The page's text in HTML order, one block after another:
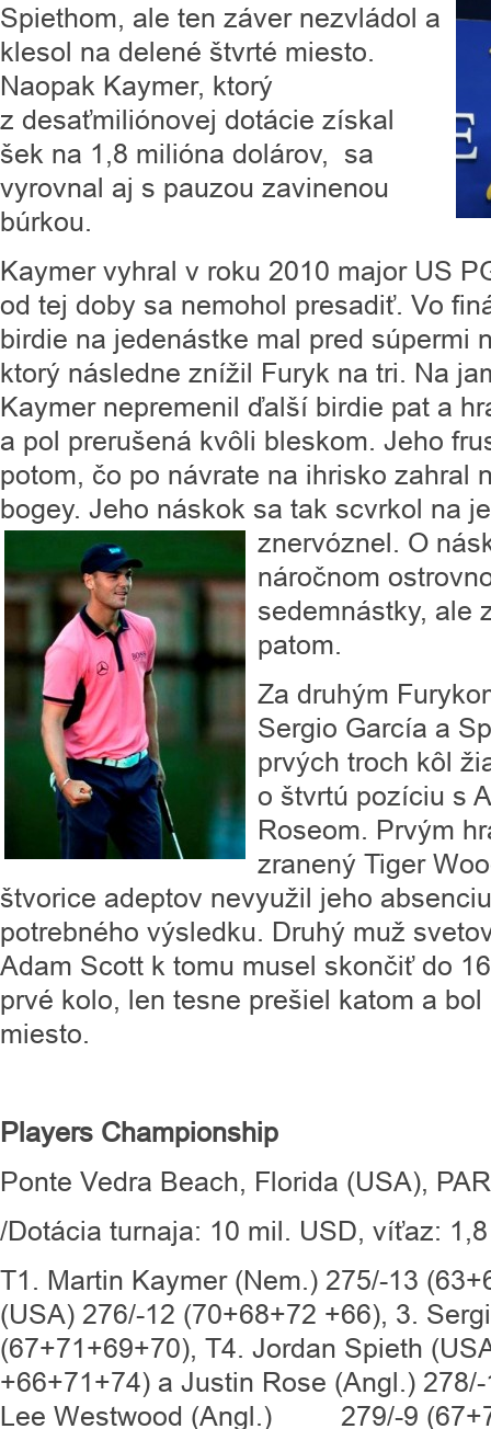
Spiethom, ale ten záver nezvládol a
klesol na delené štvrté miesto.
Naopak Kaymer, ktorý
z desaťmiliónovej dotácie získal
šek na 1,8 milióna dolárov, sa
vyrovnal aj s pauzou zavinenou
búrkou.
Kaymer vyhral v roku 2010 major US
od tej doby sa nemohol presadiť. Vo
birdie na jedenástke mal pred súpermi
ktorý následne znížil Furyk na tri. Na
Kaymer nepremenil ďalší birdie pat a
a pol prerušená kvôli bleskom. Jeho
potom, čo po návrate na ihrisko zahral
bogey. Jeho náskok sa tak scvrkol na
znervóznel. O
náročnom
sedemnástky, ale
patom.
Za druhým
Sergio García a
prvých troch kôl
o štvrtú pozíciu s
Roseom. Prvým
zranený Tiger
štvorice adeptov nevyužil jeho
potrebného výsledku. Druhý muž
Adam Scott k tomu musel skončiť do
prvé kolo, len tesne prešiel katom a
miesto.
Players Championship
Ponte Vedra Beach, Florida (USA),
/Dotácia turnaja: 10 mil. USD, víťaz:
T1. Martin Kaymer (Nem.) 275/-13
(USA) 276/-12 (70+68+72 +66), 3.
(67+71+69+70), T4. Jordan Spieth
+66+71+74) a Justin Rose (Angl.)
Lee Westwood (Angl.) 279/-9